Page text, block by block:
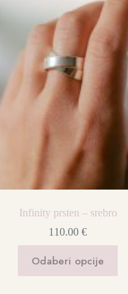
Infinity prsten – srebro
110.00€
Odaberi opcije
proizvod
ima